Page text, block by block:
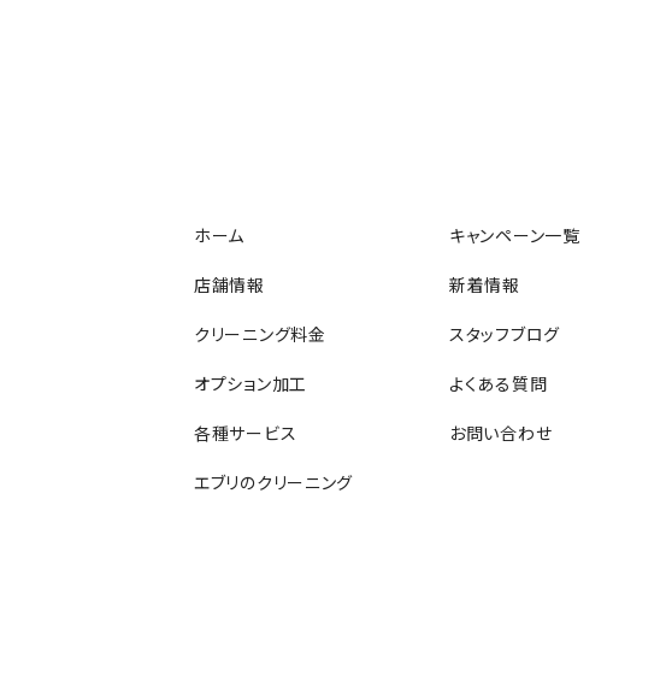
ホーム
店舗情報
クリーニング料金
オプション加工
各種サービス
エブリのクリーニング
キャンペーン一覧
新着情報
スタッフブログ
よくある質問
お問い合わせ